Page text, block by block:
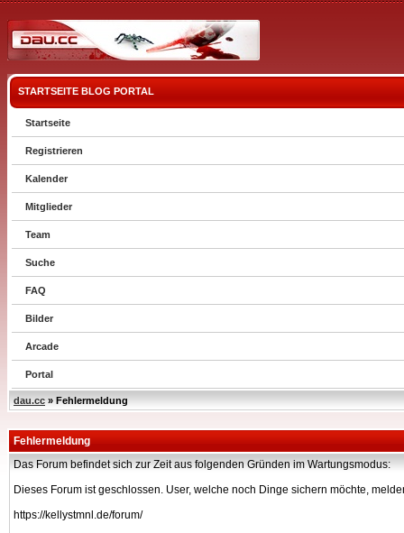
STARTSEITE BLOG PORTAL
Startseite
Registrieren
Kalender
Mitglieder
Team
Suche
FAQ
Bilder
Arcade
Portal
dau.cc » Fehlermeldung
Fehlermeldung
Das Forum befindet sich zur Zeit aus folgenden Gründen im Wartungsmodus:
Dieses Forum ist geschlossen. User, welche noch Dinge sichern möchte,
https://kellystmnl.de/forum/